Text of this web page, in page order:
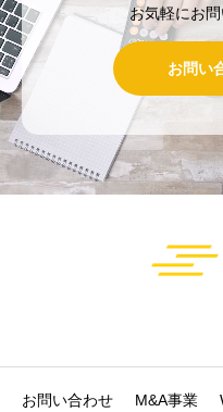
お気軽にお
お問い
お問い合わせ M&A事業